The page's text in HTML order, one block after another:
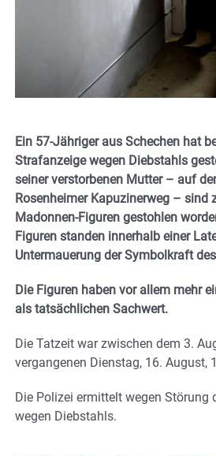
Ein 57-Jähriger aus Schechen hat
Strafanzeige wegen Diebstahls
seiner verstorbenen Mutter – auf
Rosenheimer Kapuzinerweg – sind
Madonnen-Figuren gestohlen
Figuren standen innerhalb einer
Untermauerung der Symbolkraft
Die Figuren haben vor allem mehr
als tatsächlichen Sachwert.
Die Tatzeit war zwischen dem 3.
vergangenen Dienstag, 16. August,
Die Polizei ermittelt wegen Störung
wegen Diebstahls.